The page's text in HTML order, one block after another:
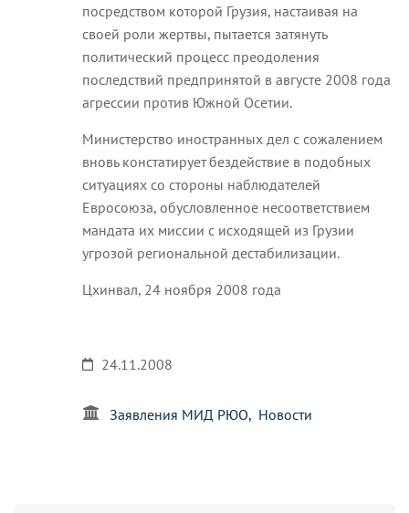
посредством которой Грузия, настаивая на
своей роли жертвы, пытается затянуть
политический процесс преодоления
последствий предпринятой в августе 2008 года
агрессии против Южной Осетии.
Министерство иностранных дел с сожалением
вновь констатирует бездействие в подобных
ситуациях со стороны наблюдателей
Евросоюза, обусловленное несоответствием
мандата их миссии с исходящей из Грузии
угрозой региональной дестабилизации.
Цхинвал, 24 ноября 2008 года
24.11.2008
Заявления МИД РЮО Новости